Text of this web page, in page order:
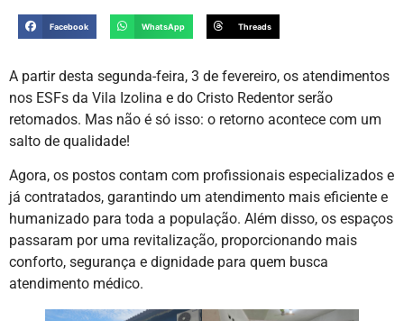
Facebook WhatsApp Threads
A partir desta segunda-feira, 3 de fevereiro, os atendimentos
nos ESFs da Vila Izolina e do Cristo Redentor serão
retomados. Mas não é só isso: o retorno acontece com um
salto de qualidade!
Agora, os postos contam com profissionais especializados e
já contratados, garantindo um atendimento mais eficiente e
humanizado para toda a população. Além disso, os espaços
passaram por uma revitalização, proporcionando mais
conforto, segurança e dignidade para quem busca
atendimento médico.